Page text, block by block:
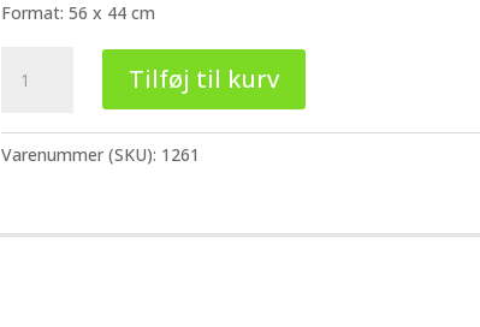
Format: 56 x 44 cm
Sivertsen
Tilføj til kurv
Varenummer (SKU): 1261